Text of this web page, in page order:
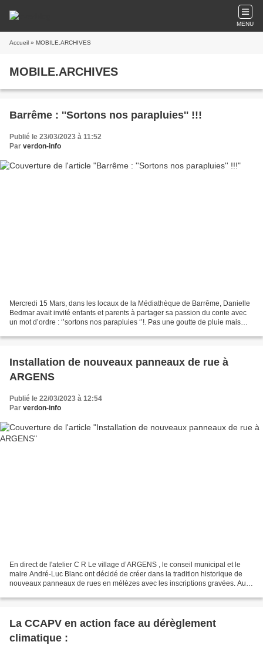
MENU
Accueil » MOBILE.ARCHIVES
MOBILE.ARCHIVES
Barrême : ''Sortons nos parapluies'' !!!
Publié le 23/03/2023 à 11:52
Par verdon-info
Mercredi 15 Mars, dans les locaux de la Médiathèque de Barrême, Danielle
Bedmar avait invité enfants et parents à partager sa passion du conte avec
un mot d’ordre : ‘’sortons nos parapluies ‘’!. Pas une goutte de pluie mais
Installation de nouveaux panneaux de rue à
ARGENS
Publié le 22/03/2023 à 12:54
Par verdon-info
En direct de l'atelier C R Le village d’ARGENS , le conseil municipal et le
maire André-Luc Blanc ont décidé de créer dans la tradition historique de
nouveaux panneaux de rues en mélèzes avec les inscriptions gravées. Au
La CCAPV en action face au dérèglement
climatique :